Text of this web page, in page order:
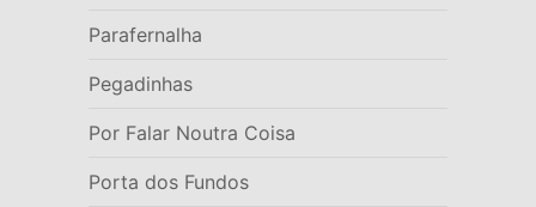
Parafernalha
Pegadinhas
Por Falar Noutra Coisa
Porta dos Fundos